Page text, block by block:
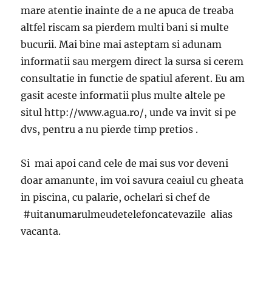
mare atentie inainte de a ne apuca de treaba
altfel riscam sa pierdem multi bani si multe
bucurii. Mai bine mai asteptam si adunam
informatii sau mergem direct la sursa si cerem
consultatie in functie de spatiul aferent. Eu am
gasit aceste informatii plus multe altele pe
situl http://www.agua.ro/, unde va invit si pe
dvs, pentru a nu pierde timp pretios .
Si mai apoi cand cele de mai sus vor deveni
doar amanunte, im voi savura ceaiul cu gheata
in piscina, cu palarie, ochelari si chef de
#uitanumarulmeudetelefoncatevazile alias
vacanta.